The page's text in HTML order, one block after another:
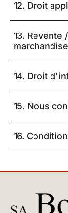
12. Droit
13. Revente
marchandise
14. Droit
15. Nous
16.